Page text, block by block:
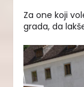
Za one koji
grada, da